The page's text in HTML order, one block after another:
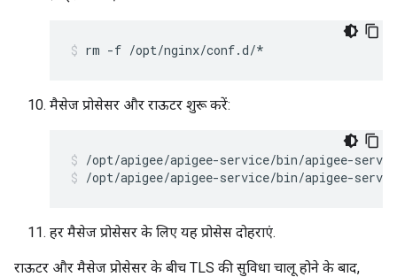
rm -f /opt/nginx/conf.d/*
मैसेज प्रोसेसर और राऊटर शुरू करें:
/opt/apigee/apigee-service/bin/apigee-
हर मैसेज प्रोसेसर के लिए यह प्रोसेस दोहराएं.
राऊटर और मैसेज प्रोसेसर के बीच TLS की सुविधा चालू होने के बाद,